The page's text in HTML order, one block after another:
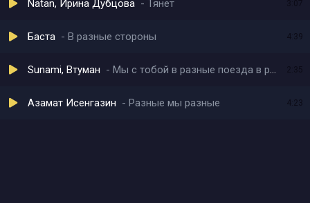
Natan, Ирина Дубцова Тянет
Баста В разные стороны 4:39
Sunami, Втуман Мы с тобой в разные поезда в разные города
Азамат Исенгазин Разные мы разные 4:23